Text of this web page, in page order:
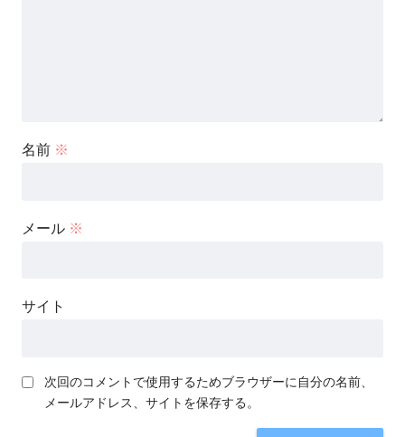
名前 ※
メール ※
サイト
次回のコメントで使用するためブラウザーに自分の名前、
メールアドレス、サイトを保存する。